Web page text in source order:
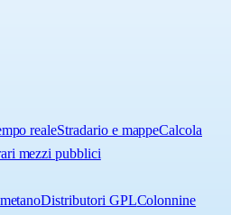
realeStradario e mappeCalcola
mezzi pubblici
Distributori GPLColonnine